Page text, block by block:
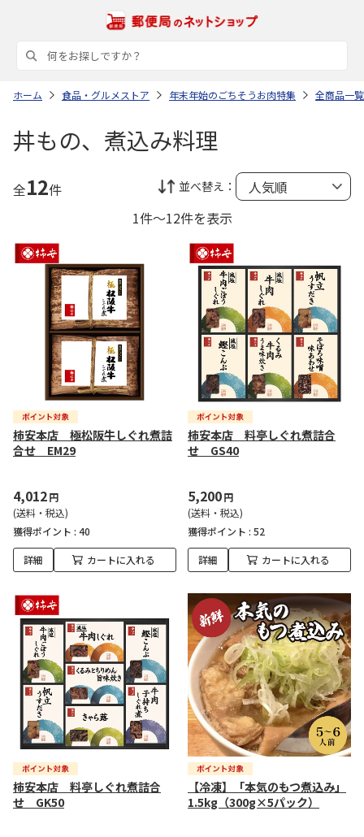
ホーム 食品・グルメストア 年末年始のごちそうお肉特集 全商品一覧
丼もの、煮込み料理
全12件 並べ替え：
1件～12件を表示
柿安本店 極松阪牛しぐれ煮詰
合せ EM29
4,012円
(送料・税込)
獲得ポイント : 40
詳細 カートに入れる
柿安本店 料亭しぐれ煮詰合
せ GS40
5,200円
(送料・税込)
獲得ポイント : 52
詳細 カートに入れる
柿安本店 料亭しぐれ煮詰合
せ GK50
【冷凍】「本気のもつ煮込み」
1.5kg（300g×5パック）